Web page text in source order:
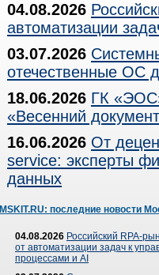
04.08.2026
автоматизации
03.07.2026
отечественные ОС
18.06.2026 ГК
«Весенний
16.06.2026 От
service: эксперты
данных
MSKIT.RU: последние новости
04.08.2026 Российский RPA-
от автоматизации задач к
процессами и AI